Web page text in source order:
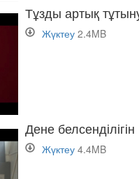
Тұзды артық
Жүктеу 2.4MB
Дене
Жүктеу 4.4MB